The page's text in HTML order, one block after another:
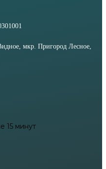
мкр. Пригород Лесное,
15 минут